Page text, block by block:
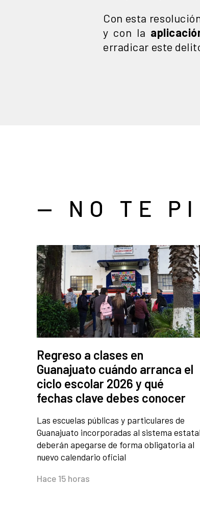
Con esta
y con la
erradicar este
— NO TE
Regreso a clases en
Guanajuato cuándo arranca el
ciclo escolar 2026 y qué
fechas clave debes conocer
Las escuelas públicas y particulares de
Guanajuato incorporadas al sistema estatal
deberán apegarse de forma obligatoria al
nuevo calendario oficial
Hace 15 horas